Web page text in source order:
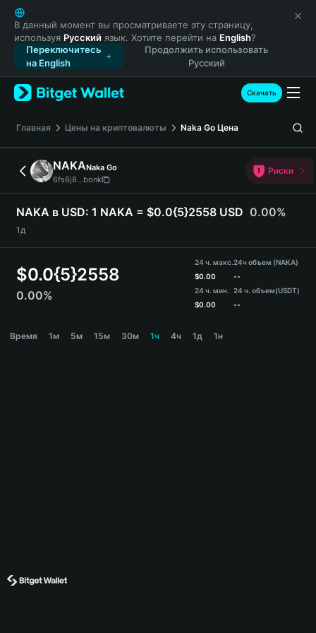
English
日本語
Tiếng Việt
Русский
Español (Latinoamérica)
Türkçe
Français
Deutsch
简体中文
繁體中文
Português (Portugal)
Bahasa Indonesia
ภาษาไทย
हिन्दी
Español
Português (Brasil)
В данный момент вы просматриваете эту страницу,
используя Русский язык. Хотите перейти на English?
Переключитесь
на English
Продолжить использовать
Русский
Скачать
Главная Цены на криптовалюты Naka Go Цена
NAKANaka Go
6fs6j8...bonk
Риски
NAKA в USD: 1 NAKA = $0.0{5}2558 USD 0.00%
1д
$0.0{5}2558
0.00%
24 ч. макс.
$0.00
24 ч. мин.
$0.00
24ч объем (NAKA)
--
24 ч. объем(USDT)
--
Время 1м 5м 15м 30м 1ч 4ч 1д 1н